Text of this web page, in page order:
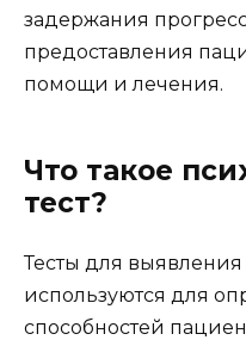
задержания
предоставления
помощи и лечения.
Что такое
тест?
Тесты для
используются для
способностей